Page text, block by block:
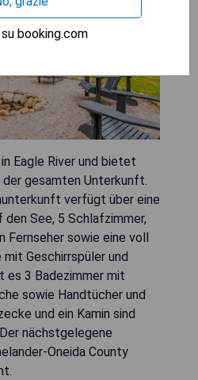
Eagle River und bietet
gesamten Unterkunft.
verfügt über eine
See, 5 Schlafzimmer,
Fernseher sowie eine voll
Geschirrspüler und
es 3 Badezimmer mit
sowie Handtücher und
und ein Kamin sind
nächstgelegene
Oneida County
booking.com